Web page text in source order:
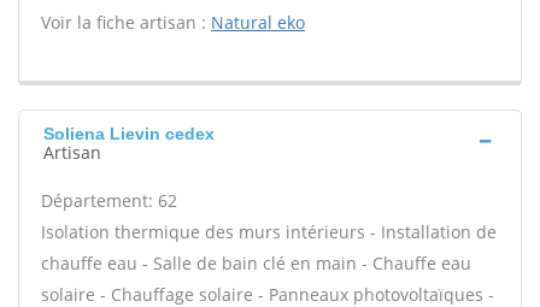
Voir la fiche artisan : Natural eko
Soliena Lievin cedex
Artisan
Département: 62
Isolation thermique des murs intérieurs - Installation de
chauffe eau - Salle de bain clé en main - Chauffe eau
solaire - Chauffage solaire - Panneaux photovoltaïques -